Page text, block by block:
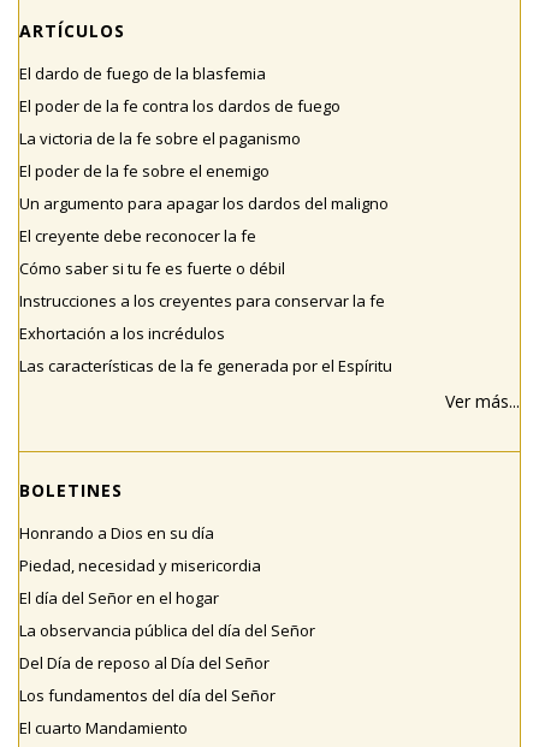
ARTÍCULOS
El dardo de fuego de la blasfemia
El poder de la fe contra los dardos de fuego
La victoria de la fe sobre el paganismo
El poder de la fe sobre el enemigo
Un argumento para apagar los dardos del maligno
El creyente debe reconocer la fe
Cómo saber si tu fe es fuerte o débil
Instrucciones a los creyentes para conservar la fe
Exhortación a los incrédulos
Las características de la fe generada por el Espíritu
Ver más...
BOLETINES
Honrando a Dios en su día
Piedad, necesidad y misericordia
El día del Señor en el hogar
La observancia pública del día del Señor
Del Día de reposo al Día del Señor
Los fundamentos del día del Señor
El cuarto Mandamiento